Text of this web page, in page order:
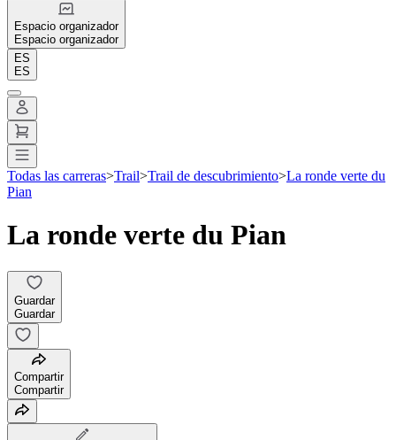
Espacio organizador
Espacio organizador
ES
ES
Todas las carreras>Trail>Trail de descubrimiento>La ronde verte du
Pian
La ronde verte du Pian
Guardar
Guardar
Compartir
Compartir